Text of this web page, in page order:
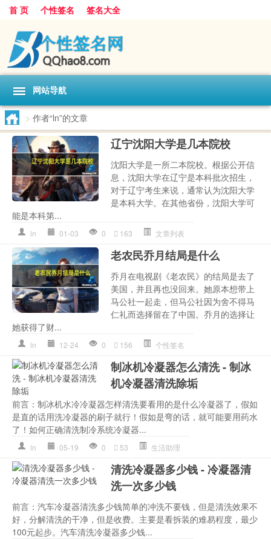
首 页 个性签名 签名大全
网站导航
> 作者“ln”的文章
辽宁沈阳大学是几本院校
沈阳大学是一所二本院校。根据公开信
息，沈阳大学在辽宁是本科批次招生，
对于辽宁考生来说，通常认为沈阳大学
是本科大学。在其他省份，沈阳大学可
能是本科第...
ln 01-03 0 163 文章列表
老农民乔月结局是什么
乔月在电视剧《老农民》的结局是去了
美国，并且再也没回来。她原本想带上
马公社一起走，但马公社因为舍不得马
仁礼而选择留在了中国。乔月的选择让
她获得了财...
ln 12-24 0 156 个性签名
制冰机冷凝器怎么清洗 - 制冰
机冷凝器清洗除垢
前言：制冰机水冷冷凝器怎样清洗要看用的是什么冷凝器了，假如
是直的话用洗冷凝器的刷子就行！假如是弯的话，就可能要用药水
了！如何正确清洗制冷系统冷凝器...
ln 05-19 0 53 生活助理
清洗冷凝器多少钱 - 冷凝器清
洗一次多少钱
前言：汽车冷凝器清洗多少钱简单的冲洗不要钱，但是清洗效果不
好，分解清洗的干净，但是收费。主要是看拆装的难易程度，最少
100元起步。汽车清洗冷凝器多少钱...